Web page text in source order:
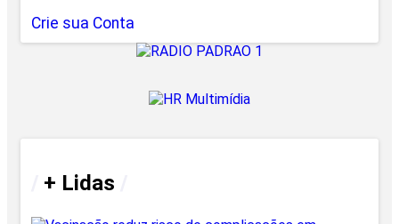
Crie sua Conta
+ Lidas